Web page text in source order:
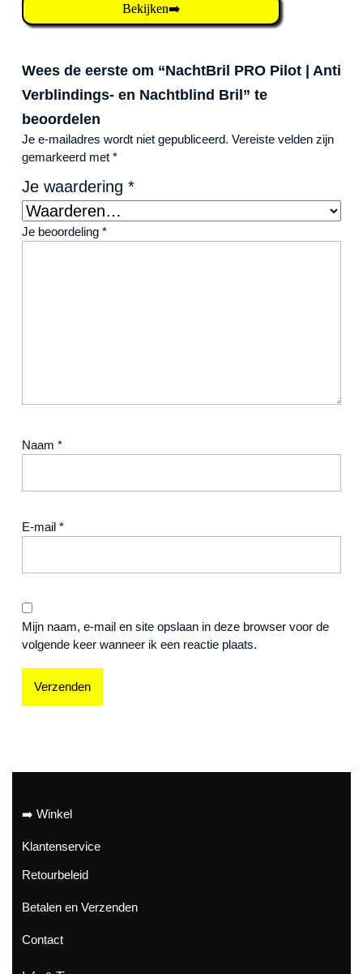
Bekijken➡️
Wees de eerste om “NachtBril PRO Pilot | Anti
Verblindings- en Nachtblind Bril” te
beoordelen
Je e-mailadres wordt niet gepubliceerd. Vereiste velden zijn
gemarkeerd met *
Je waardering *
Je beoordeling *
Naam *
E-mail *
Mijn naam, e-mail en site opslaan in deze browser voor de
volgende keer wanneer ik een reactie plaats.
➡️ Winkel
Klantenservice
Retourbeleid
Betalen en Verzenden
Contact